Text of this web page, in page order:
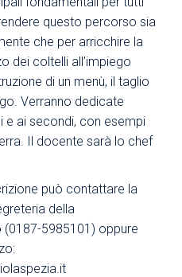
questo percorso sia
che per arricchire la
dei coltelli all’impiego
di un menù, il taglio
Verranno dedicate
e ai secondi, con esempi
Il docente sarà lo chef
può contattare la
della
5985101) oppure